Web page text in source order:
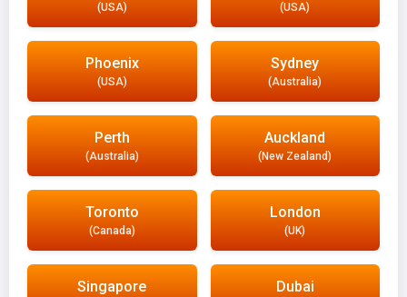
(USA) (USA)
Phoenix
(USA)
Sydney
(Australia)
Perth
(Australia)
Auckland
(New Zealand)
Toronto
(Canada)
London
(UK)
Singapore Dubai